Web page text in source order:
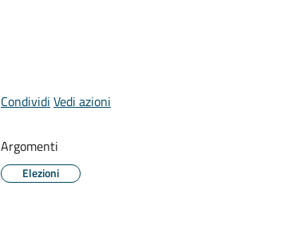
Condividi Vedi azioni
Argomenti
Elezioni